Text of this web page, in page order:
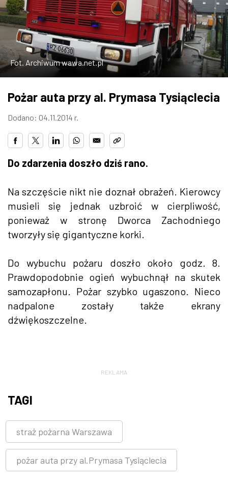
W WARSZAWIE
MARKETPLACE
Fot. Archiwum wawa.net.pl
Pożar auta przy al. Prymasa Tysiąclecia
Dodano: 04.11.2014 r.
Do zdarzenia doszło dziś rano.
Na szczęście nikt nie doznał obrażeń. Kierowcy
musieli się jednak uzbroić w cierpliwość,
ponieważ w stronę Dworca Zachodniego
tworzyły się gigantyczne korki.
Do wybuchu pożaru doszło około godz. 8.
Prawdopodobnie ogień wybuchnął na skutek
samozapłonu. Pożar szybko ugaszono. Nieco
nadpalone zostały także ekrany
dźwiękoszczelne.
REKLAMA
TAGI
straż pożarna Warszawa
pożar auta przy al.Prymasa Tysiąclecia